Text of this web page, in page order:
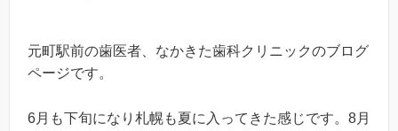
元町駅前の歯医者、なかきた歯科クリニックのブログ
ページです。
6月も下旬になり札幌も夏に入ってきた感じです。8月